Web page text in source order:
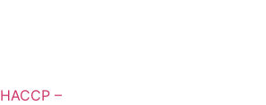
HACCP –